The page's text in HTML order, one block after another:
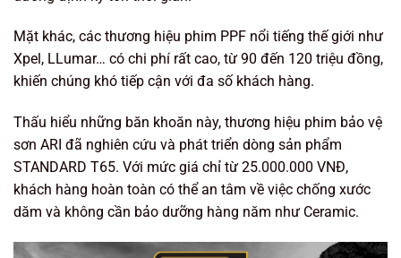
Mặt khác, các thương hiệu phim PPF nổi tiếng thế giới như
Xpel, LLumar… có chi phí rất cao, từ 90 đến 120 triệu đồng,
khiến chúng khó tiếp cận với đa số khách hàng.
Thấu hiểu những băn khoăn này, thương hiệu phim bảo vệ
sơn ARI đã nghiên cứu và phát triển dòng sản phẩm
STANDARD T65. Với mức giá chỉ từ 25.000.000 VNĐ,
khách hàng hoàn toàn có thể an tâm về việc chống xước
dăm và không cần bảo dưỡng hàng năm như Ceramic.